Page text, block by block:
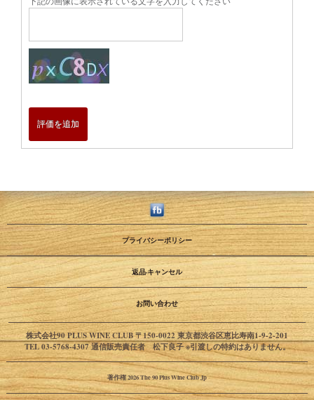
評価を追加
プライバシーポリシー
返品·キャンセル
お問い合わせ
株式会社90 PLUS WINE CLUB 〒150-0022 東京都渋谷区恵比寿南1-9-2-201
TEL 03-5768-4307 通信販売責任者 松下良子 ※引渡しの特約はありません。
著作権 2026 The 90 Plus Wine Club Jp